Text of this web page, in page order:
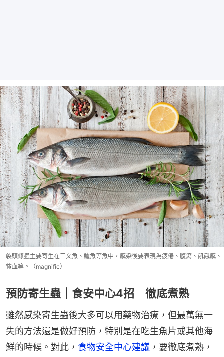
裂頭絛蟲主要寄生在三文魚、鱸魚等魚中，感染後要表現為疲倦、腹瀉、飢餓感、
貧血等。（magnific）
預防寄生蟲｜食安中心4招 徹底煮熟
雖然感染寄生蟲後大多可以用藥物治療，但最萬無一
失的方法還是做好預防，特別是在吃生魚片或其他海
鮮的時候。對此， 食物安全中心建議 ，要徹底煮熟，